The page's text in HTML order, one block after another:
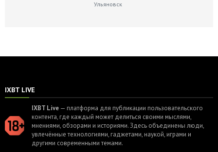
Ульяновск
IXBT LIVE
IXBT Live — платформа для публикации пользовательского
контента, где каждый может делиться своими мыслями,
мнениями, обзорами и историями. Здесь объединены люди,
увлечённые технологиями, гаджетами, наукой, играми и
другими современными темами.